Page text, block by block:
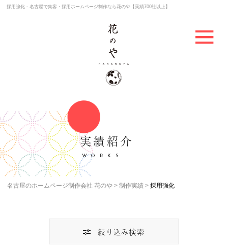
採用強化 - 名古屋で集客・採用ホームページ制作なら花のや【実績700社以上】
実績紹介
WORKS
名古屋のホームページ制作会社 花のや 制作実績 採用強化